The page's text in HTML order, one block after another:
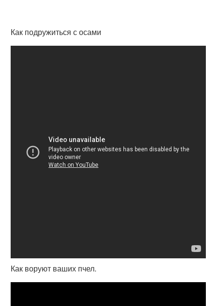
Как подружиться с осами
Как воруют ваших пчел.